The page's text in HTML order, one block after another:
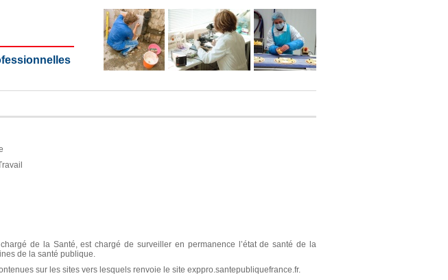
de la Santé, est chargé de surveiller en permanence l’état de santé de la
de la santé publique.
sur les sites vers lesquels renvoie le site exppro.santepubliquefrance.fr.